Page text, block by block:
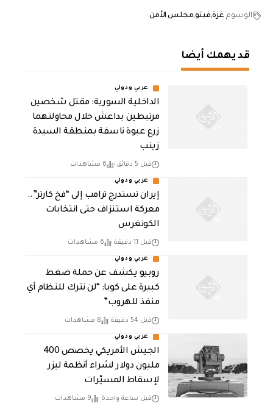
الوسوم غزة فيتومجلس الأمن
قد يهمك أيضا
عربي ودولي
الداخلية السورية: مقتل شخصين
مرتبطين بداعش خلال محاولتهما
زرع عبوة ناسفة بمنطقة السيدة
زينب
قبل 5 دقائق 6 مشاهدات
عربي ودولي
إيران تستدرج ترامب إلى “فخ كارتر”..
معركة استنزاف حتى انتخابات
الكونغرس
قبل 11 دقيقة 6 مشاهدات
عربي ودولي
روبيو يكشف عن حملة ضغط
كبيرة على كوبا: “لن نترك للنظام أي
منفذ للهروب”
قبل 54 دقيقة 8 مشاهدات
عربي ودولي
الجيش الأمريكي يخصص 400
مليون دولار لشراء أنظمة ليزر
لإسقاط المسيّرات
قبل ساعة واحدة 9 مشاهدات